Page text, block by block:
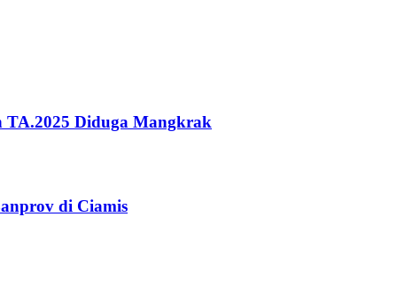
TA.2025 Diduga Mangkrak
di Ciamis